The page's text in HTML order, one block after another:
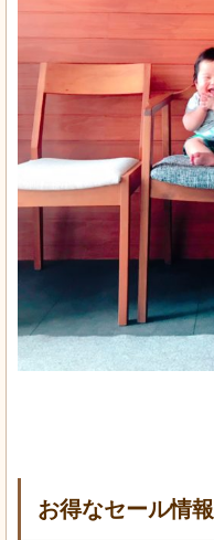
お得なセール情報